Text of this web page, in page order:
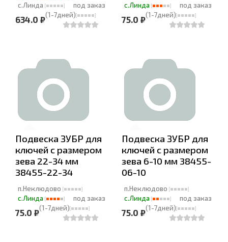
с.Линда
под заказ
(1-7дней)
634.0 ₽
с.Линда
под заказ
(1-7дней)
75.0 ₽
Подвеска ЗУБР для
ключей с размером
зева 22-34 мм
38455-22-34
п.Неклюдово
с.Линда
под заказ
(1-7дней)
75.0 ₽
Подвеска ЗУБР для
ключей с размером
зева 6-10 мм 38455-
06-10
п.Неклюдово
с.Линда
под заказ
(1-7дней)
75.0 ₽